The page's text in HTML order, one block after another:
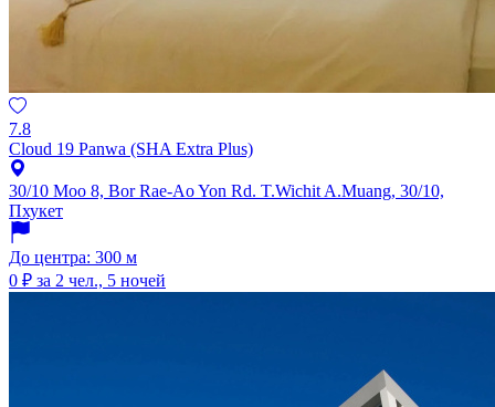
7.8
Cloud 19 Panwa (SHA Extra Plus)
30/10 Moo 8, Bor Rae-Ao Yon Rd. T.Wichit A.Muang, 30/10,
Пхукет
До центра: 300 м
0 ₽ за 2 чел., 5 ночей